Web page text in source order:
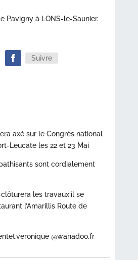
Pavigny à LONS-le-Saunier.
Suivre
axé sur le Congrès national
Leucate les 22 et 23 Mai
sont cordialement
les travaux:il se
l’Amarillis Route de
@wanadoo.fr